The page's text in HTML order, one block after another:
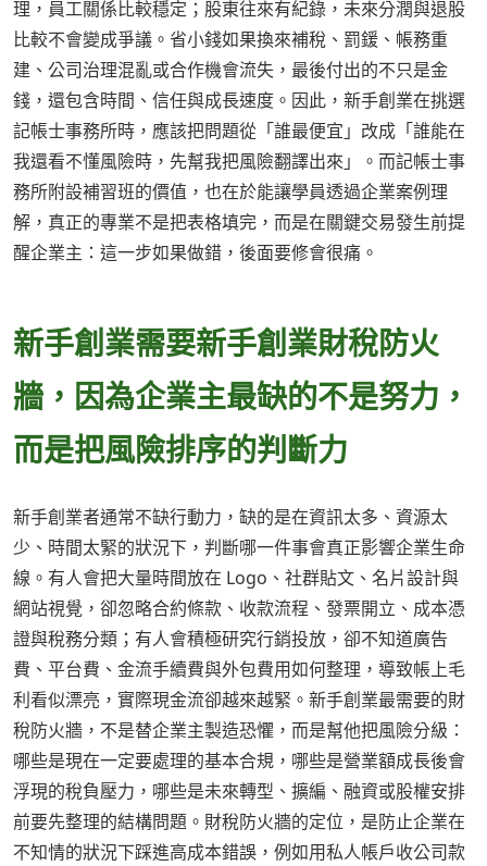
理，員工關係比較穩定；股東往來有紀錄，未來分潤與退股
比較不會變成爭議。省小錢如果換來補稅、罰鍰、帳務重
建、公司治理混亂或合作機會流失，最後付出的不只是金
錢，還包含時間、信任與成長速度。因此，新手創業在挑選
記帳士事務所時，應該把問題從「誰最便宜」改成「誰能在
我還看不懂風險時，先幫我把風險翻譯出來」。而記帳士事
務所附設補習班的價值，也在於能讓學員透過企業案例理
解，真正的專業不是把表格填完，而是在關鍵交易發生前提
醒企業主：這一步如果做錯，後面要修會很痛。
新手創業需要新手創業財稅防火
牆，因為企業主最缺的不是努力，
而是把風險排序的判斷力
新手創業者通常不缺行動力，缺的是在資訊太多、資源太
少、時間太緊的狀況下，判斷哪一件事會真正影響企業生命
線。有人會把大量時間放在 Logo、社群貼文、名片設計與
網站視覺，卻忽略合約條款、收款流程、發票開立、成本憑
證與稅務分類；有人會積極研究行銷投放，卻不知道廣告
費、平台費、金流手續費與外包費用如何整理，導致帳上毛
利看似漂亮，實際現金流卻越來越緊。新手創業最需要的財
稅防火牆，不是替企業主製造恐懼，而是幫他把風險分級：
哪些是現在一定要處理的基本合規，哪些是營業額成長後會
浮現的稅負壓力，哪些是未來轉型、擴編、融資或股權安排
前要先整理的結構問題。財稅防火牆的定位，是防止企業在
不知情的狀況下踩進高成本錯誤，例如用私人帳戶收公司款